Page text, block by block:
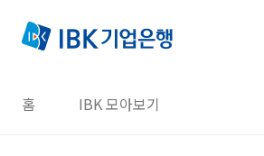
홈 IBK 모아보기